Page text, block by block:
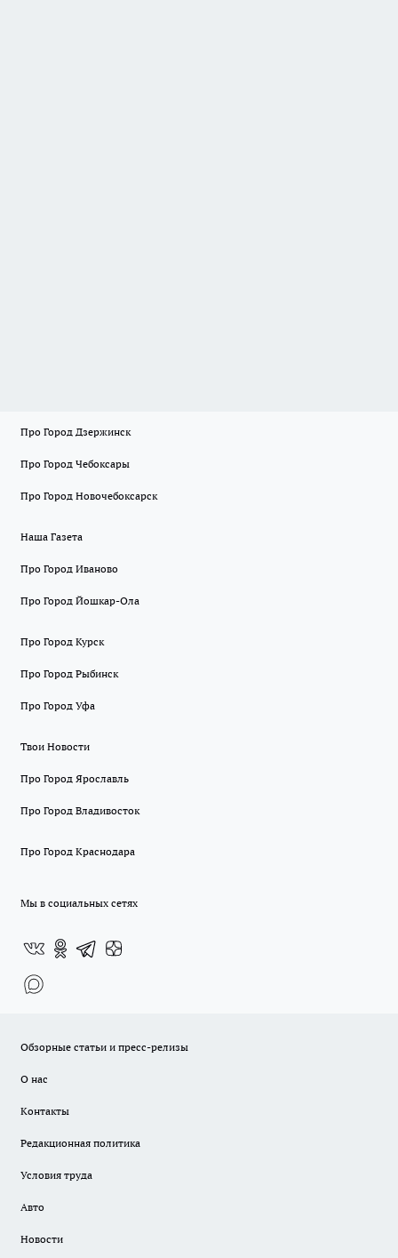
Про Город Дзержинск
Про Город Чебоксары
Про Город Новочебоксарск
Наша Газета
Про Город Иваново
Про Город Йошкар-Ола
Про Город Курск
Про Город Рыбинск
Про Город Уфа
Твои Новости
Про Город Ярославль
Про Город Владивосток
Про Город Краснодара
Мы в социальных сетях
Обзорные статьи и пресс-релизы
О нас
Контакты
Редакционная политика
Условия труда
Авто
Новости